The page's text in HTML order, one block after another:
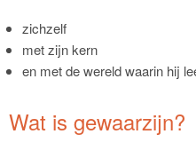
zichzelf
met zijn kern
en met de wereld waarin hij
Wat is gewaarzijn?